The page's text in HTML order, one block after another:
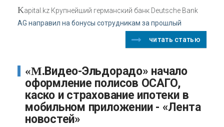
Kapital.kz Крупнейший германский банк Deutsche Bank
AG направил на бонусы сотрудникам за прошлый
читать статью
«М.Видео-Эльдорадо» начало
оформление полисов ОСАГО,
каско и страхование ипотеки в
мобильном приложении - «Лента
новостей»